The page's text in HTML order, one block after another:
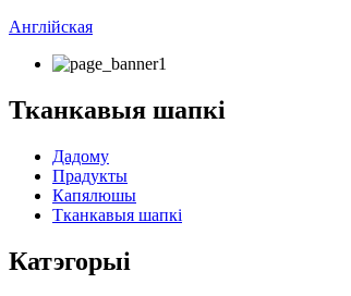
Англійская
Тканкавыя шапкі
Дадому
Прадукты
Капялюшы
Тканкавыя шапкі
Катэгорыі